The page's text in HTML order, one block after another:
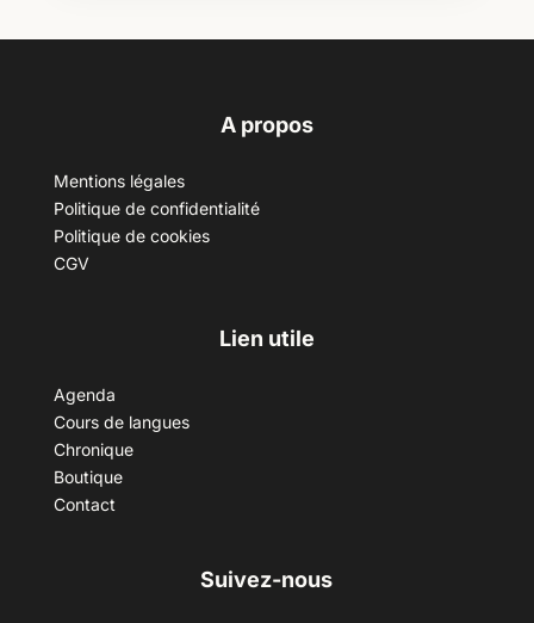
A propos
Mentions légales
Politique de confidentialité
Politique de cookies
CGV
Lien utile
Agenda
Cours de langues
Chronique
Boutique
Contact
Suivez-nous